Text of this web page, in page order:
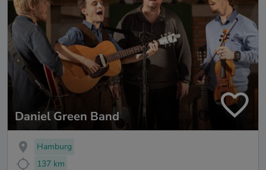
Daniel Green Band
Hamburg
137 km